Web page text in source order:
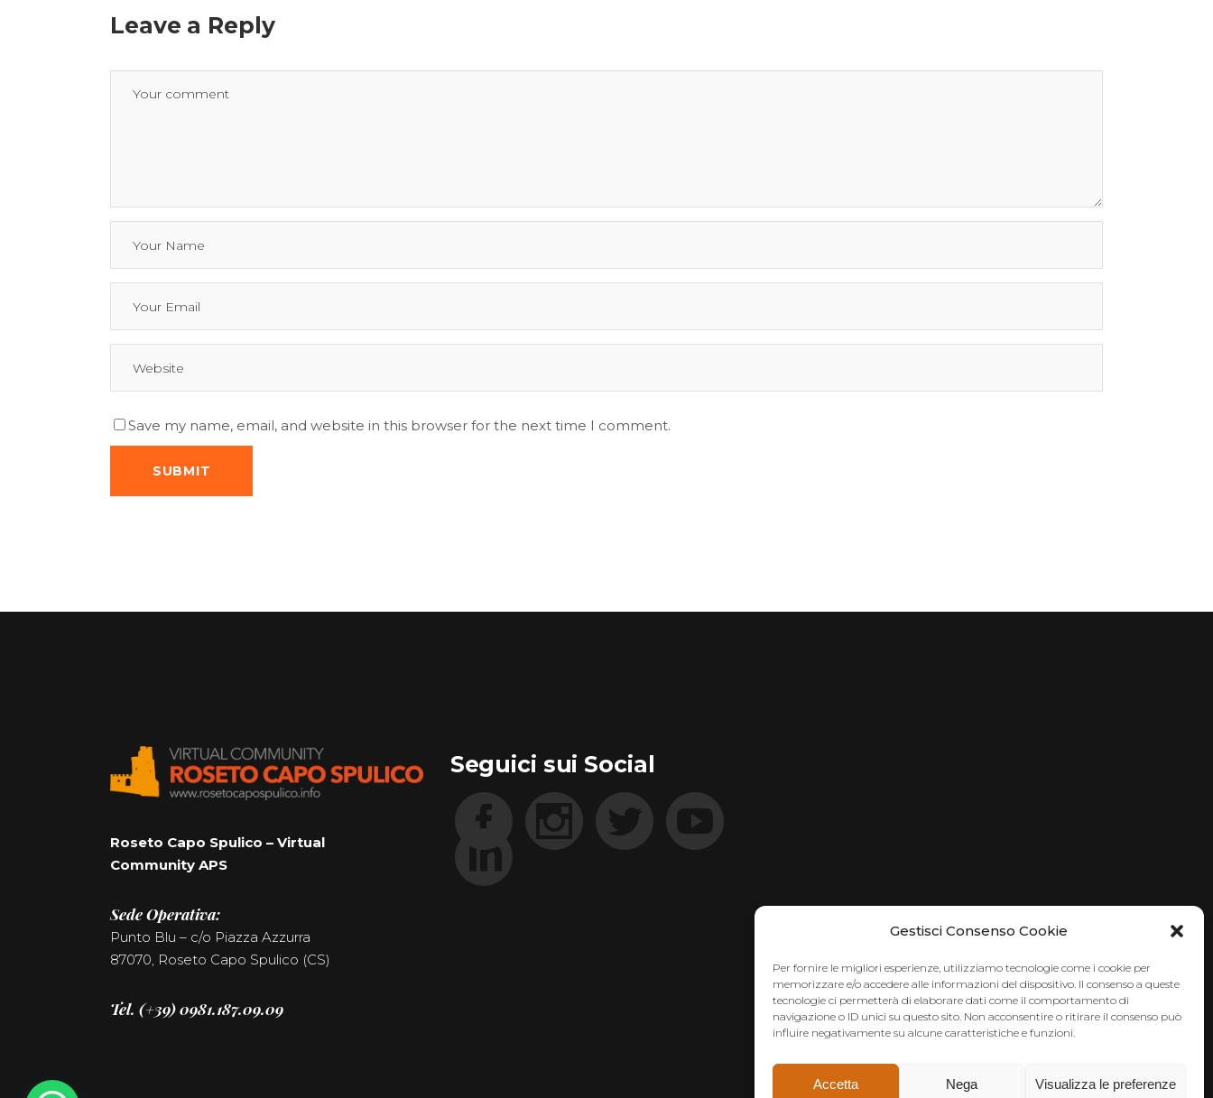
Gestisci Consenso Cookie
Per fornire le migliori esperienze, utilizziamo tecnologie come i cookie per
memorizzare e/o accedere alle informazioni del dispositivo. Il consenso a queste
tecnologie ci permetterà di elaborare dati come il comportamento di
navigazione o ID unici su questo sito. Non acconsentire o ritirare il consenso può
influire negativamente su alcune caratteristiche e funzioni.
Accetta Nega Visualizza le preferenze
Leave a Reply
Save my name, email, and website in this browser for the next time I comment.
Roseto Capo Spulico – Virtual
Community APS
Sede Operativa:
Punto Blu – c/o Piazza Azzurra
87070, Roseto Capo Spulico (CS)
Tel. (+39) 0981.187.09.09
Seguici sui Social